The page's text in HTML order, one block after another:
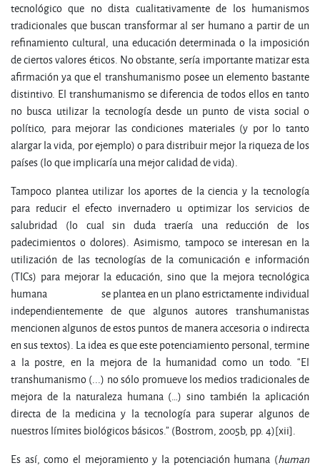
tecnológico que no dista cualitativamente de los humanismos
tradicionales que buscan transformar al ser humano a partir de un
refinamiento cultural, una educación determinada o la imposición
de ciertos valores éticos. No obstante, sería importante matizar esta
afirmación ya que el transhumanismo posee un elemento bastante
distintivo. El transhumanismo se diferencia de todos ellos en tanto
no busca utilizar la tecnología desde un punto de vista social o
político, para mejorar las condiciones materiales (y por lo tanto
alargar la vida, por ejemplo) o para distribuir mejor la riqueza de los
países (lo que implicaría una mejor calidad de vida).
Tampoco plantea utilizar los aportes de la ciencia y la tecnología
para reducir el efecto invernadero u optimizar los servicios de
salubridad (lo cual sin duda traería una reducción de los
padecimientos o dolores). Asimismo, tampoco se interesan en la
utilización de las tecnologías de la comunicación e información
(TICs) para mejorar la educación, sino que la mejora tecnológica
humana se plantea en un plano estrictamente individual
independientemente de que algunos autores transhumanistas
mencionen algunos de estos puntos de manera accesoria o indirecta
en sus textos). La idea es que este potenciamiento personal, termine
a la postre, en la mejora de la humanidad como un todo. “El
transhumanismo (...) no sólo promueve los medios tradicionales de
mejora de la naturaleza humana (…) sino también la aplicación
directa de la medicina y la tecnología para superar algunos de
nuestros límites biológicos básicos.” (Bostrom, 2005b, pp. 4)[xii].
Es así, como el mejoramiento y la potenciación humana (human